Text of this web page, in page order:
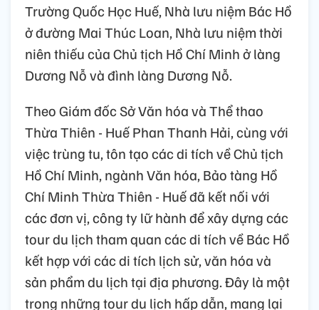
Trường Quốc Học Huế, Nhà lưu niệm Bác Hồ
ở đường Mai Thúc Loan, Nhà lưu niệm thời
niên thiếu của Chủ tịch Hồ Chí Minh ở làng
Dương Nỗ và đình làng Dương Nỗ.
Theo Giám đốc Sở Văn hóa và Thể thao
Thừa Thiên - Huế Phan Thanh Hải, cùng với
việc trùng tu, tôn tạo các di tích về Chủ tịch
Hồ Chí Minh, ngành Văn hóa, Bảo tàng Hồ
Chí Minh Thừa Thiên - Huế đã kết nối với
các đơn vị, công ty lữ hành để xây dựng các
tour du lịch tham quan các di tích về Bác Hồ
kết hợp với các di tích lịch sử, văn hóa và
sản phẩm du lịch tại địa phương. Đây là một
trong những tour du lịch hấp dẫn, mang lại